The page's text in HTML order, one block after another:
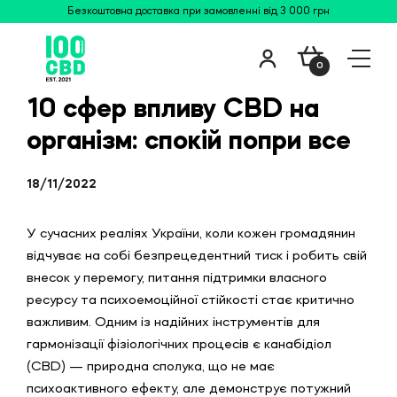
Безкоштовна доставка при замовленні від 3 000 грн
0
10 сфер впливу CBD на
організм: спокій попри все
18/11/2022
У сучасних реаліях України, коли кожен громадянин
відчуває на собі безпрецедентний тиск і робить свій
внесок у перемогу, питання підтримки власного
ресурсу та психоемоційної стійкості стає критично
важливим. Одним із надійних інструментів для
гармонізації фізіологічних процесів є канабідіол
(CBD) — природна сполука, що не має
психоактивного ефекту, але демонструє потужний